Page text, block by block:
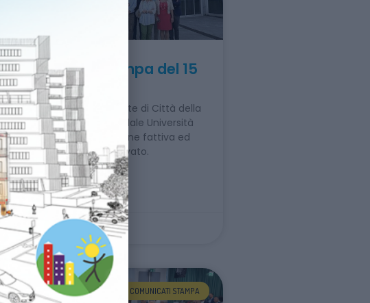
Comunicato Stampa del 15
giugno 2026
L’obiettivo comune da parte di Città della
Speranza e Azienda Ospedale Università
Padova è una collaborazione fattiva ed
efficace tra Pubblico e Privato.
LEGGI TUTTO »
21/07/2026
COMUNICATI STAMPA